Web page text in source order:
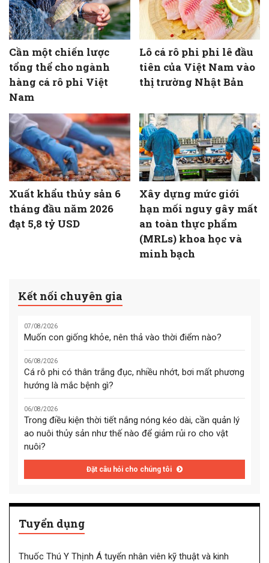
Cần một chiến lược
tổng thể cho ngành
hàng cá rô phi Việt
Nam
Lô cá rô phi phi lê đầu
tiên của Việt Nam vào
thị trường Nhật Bản
Xuất khẩu thủy sản 6
tháng đầu năm 2026
đạt 5,8 tỷ USD
Xây dựng mức giới
hạn mối nguy gây mất
an toàn thực phẩm
(MRLs) khoa học và
minh bạch
Kết nối chuyên gia
07/08/2026
Muốn con giống khỏe, nên thả vào thời điểm nào?
06/08/2026
Cá rô phi có thân trắng đục, nhiều nhớt, bơi mất phương
hướng là mắc bệnh gì?
06/08/2026
Trong điều kiện thời tiết nắng nóng kéo dài, cần quản lý
ao nuôi thủy sản như thế nào để giảm rủi ro cho vật
nuôi?
Đặt câu hỏi cho chúng tôi
Tuyển dụng
Thuốc Thú Y Thịnh Á tuyển nhân viên kỹ thuật và kinh